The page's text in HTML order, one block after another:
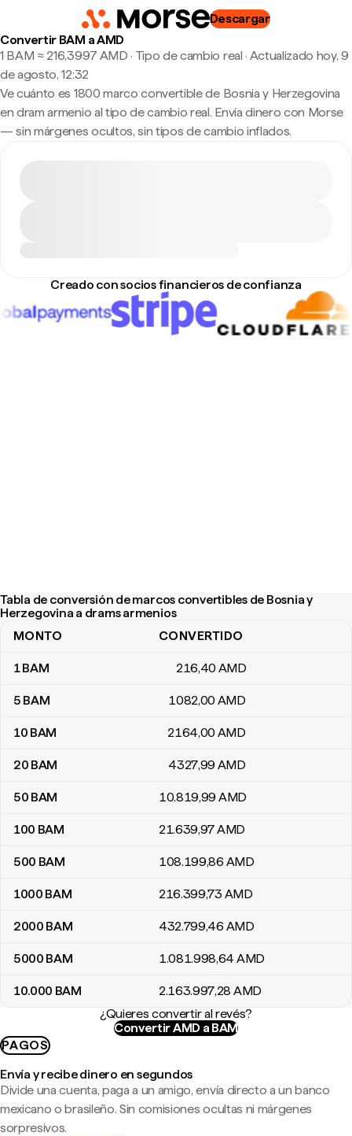
Descargar
Convertir BAM a AMD
1 BAM ≈ 216,3997 AMD · Tipo de cambio real · Actualizado hoy, 9
de agosto, 12:32
Ve cuánto es 1800 marco convertible de Bosnia y Herzegovina
en dram armenio al tipo de cambio real. Envía dinero con Morse
— sin márgenes ocultos, sin tipos de cambio inflados.
Creado con socios financieros de confianza
Tabla de conversión de marcos convertibles de Bosnia y
Herzegovina a drams armenios
Tabla de conversión de marcos convertibles de Bosnia y
MONTO CONVERTIDO
1BAM 216,40 AMD
5 BAM 1082,00 AMD
10 BAM 2164,00 AMD
20 BAM 4327,99 AMD
50 BAM 10.819,99 AMD
100 BAM 21.639,97AMD
500 BAM 108.199,86 AMD
1000 BAM 216.399,73 AMD
2000 BAM 432.799,46 AMD
5000 BAM 1.081.998,64 AMD
10.000 BAM 2.163.997,28 AMD
¿Quieres convertir al revés?
Convertir AMD a BAM
PAGOS
Envía y recibe dinero en segundos
Divide una cuenta, paga a un amigo, envía directo a un banco
mexicano o brasileño. Sin comisiones ocultas ni márgenes
sorpresivos.